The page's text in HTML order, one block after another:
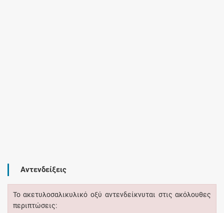
Αντενδείξεις
Το ακετυλοσαλικυλικό οξύ αντενδείκνυται στις ακόλουθες
περιπτώσεις: